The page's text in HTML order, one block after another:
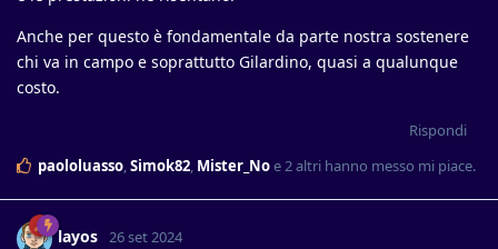
Anche per questo è fondamentale da parte nostra sostenere
chi va in campo e soprattutto Gilardino, quasi a qualunque
costo.
Rispondi
paololuasso Simok82 Mister_Noe 2altri hanno messo mi piace.
layos 26 set 2024